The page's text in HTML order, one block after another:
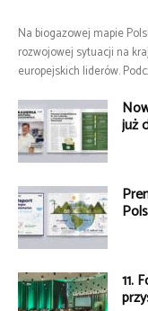
Na biogazowej mapie
rozwojowej sytuacji na
europejskich liderów.
już
11.